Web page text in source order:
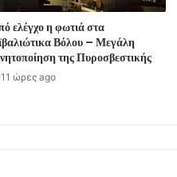
ελέγχο η φωτιά στα
Βόλου – Μεγάλη
της Πυροσβεστικής
11 ώρες ago